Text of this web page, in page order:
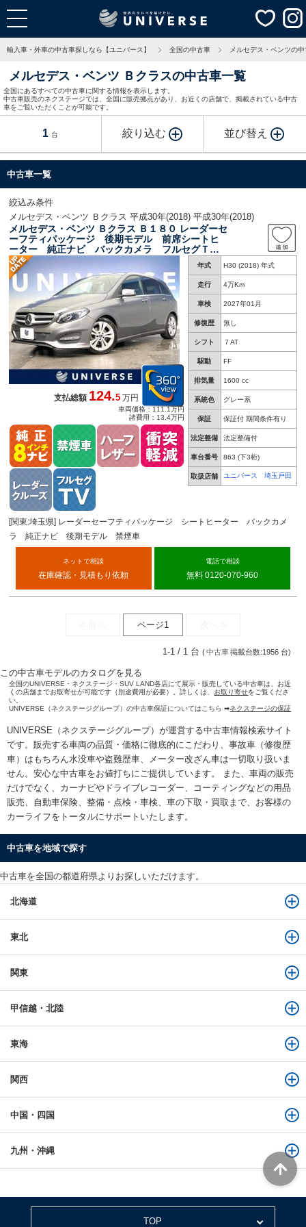
輸入車・外車の中古車探しなら【ユニバース】 全国の中古車 メルセデス・ベンツの
メルセデス・ベンツ Ｂクラスの中古車一覧
全国にあるすべての中古車に関する情報を表示します。
中古車販売のネクステージでは、全国に販売拠点があり、お近くの店舗で、掲載されている中古
車をご覧いただくことが可能です。
1 台 絞り込む 並び替え
中古車一覧
絞込み条件
メルセデス・ベンツ Ｂクラス 平成30年(2018) 平成30年(2018)
メルセデス・ベンツ Ｂクラス Ｂ１８０ レーダーセ
ーフティパッケージ 後期モデル 前席シートヒ
ーター 純正ナビ バックカメラ フルセグＴ
Ｖ Ｂｌｕｅｔｏｏｔｈ 禁煙車 ハーフレザー
シート ＥＴＣ ＬＥＤヘッドライト アイドリ
ングストップ
年式 H30 (2018) 年式
走行 4万Km
車検 2027年01月
修復歴 無し
シフト ７AT
駆動 FF
排気量 1600 cc
系統色 グレー系
保証 保証付 期間条件有り
法定整備 法定整備付
車台番号 863 (下3桁)
取扱店舗 ユニバース 埼玉戸田
支払総額124.5 万円
車両価格：111.1万円
諸費用：13.4万円
[関東:埼玉県] レーダーセーフティパッケージ シートヒーター バックカメ
ラ 純正ナビ 後期モデル 禁煙車
ネットで相談
在庫確認・見積もり依頼
電話で相談
無料 0120-070-960
ページ1
1-1 / 1 台 (中古車掲載台数:1956 台)
この中古車モデルのカタログを見る
全国のUNIVERSE・ネクステージ・SUV LAND各店にて展示・販売している中古車は、お近
くの店舗までお取寄せが可能です（別途費用が必要）。詳しくは、 お取り寄せをご覧くださ
い。
UNIVERSE（ネクステージグループ）の中古車保証についてはこちら ➡ネクステージの保証
UNIVERSE（ネクステージグループ）が運営する中古車情報検索サイト
です。販売する車両の品質・価格に徹底的にこだわり、事故車（修復歴
車）はもちろん水没車や盗難歴車、メーター改ざん車は一切取り扱いま
せん。安心な中古車をお値打ちにご提供しています。 また、車両の販売
だけでなく、カーナビやドライブレコーダー、コーティングなどの用品
販売、自動車保険、整備・点検・車検、車の下取・買取まで、お客様の
カーライフをトータルにサポートいたします。
中古車を地域で探す
中古車を全国の都道府県よりお探しいただけます。
北海道
東北
関東
甲信越・北陸
東海
関西
中国・四国
九州・沖縄
TOP